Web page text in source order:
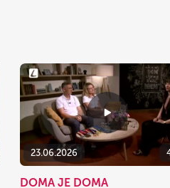
23.06.2026
DOMA JE DOMA